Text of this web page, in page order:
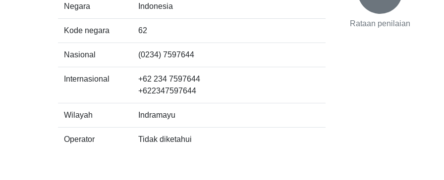
Negara Indonesia
Kode negara 62
Nasional (0234) 7597644
Internasional
+62 234 7597644
+622347597644
Wilayah Indramayu
Operator Tidak diketahui
Rataan penilaian